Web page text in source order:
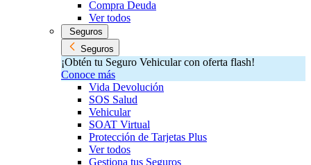
Compra Deuda
Ver todos
Seguros
Seguros
¡Obtén tu Seguro Vehicular con oferta flash!
Conoce más
Vida Devolución
SOS Salud
Vehicular
SOAT Virtual
Protección de Tarjetas Plus
Ver todos
Gestiona tus Seguros